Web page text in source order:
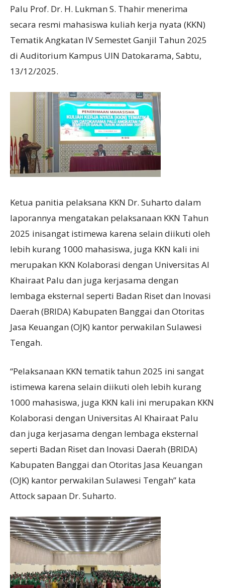
Palu Prof. Dr. H. Lukman S. Thahir menerima
secara resmi mahasiswa kuliah kerja nyata (KKN)
Tematik Angkatan IV Semestet Ganjil Tahun 2025
di Auditorium Kampus UIN Datokarama, Sabtu,
13/12/2025.
Ketua panitia pelaksana KKN Dr. Suharto dalam
laporannya mengatakan pelaksanaan KKN Tahun
2025 inisangat istimewa karena selain diikuti oleh
lebih kurang 1000 mahasiswa, juga KKN kali ini
merupakan KKN Kolaborasi dengan Universitas Al
Khairaat Palu dan juga kerjasama dengan
lembaga eksternal seperti Badan Riset dan Inovasi
Daerah (BRIDA) Kabupaten Banggai dan Otoritas
Jasa Keuangan (OJK) kantor perwakilan Sulawesi
Tengah.
“Pelaksanaan KKN tematik tahun 2025 ini sangat
istimewa karena selain diikuti oleh lebih kurang
1000 mahasiswa, juga KKN kali ini merupakan KKN
Kolaborasi dengan Universitas Al Khairaat Palu
dan juga kerjasama dengan lembaga eksternal
seperti Badan Riset dan Inovasi Daerah (BRIDA)
Kabupaten Banggai dan Otoritas Jasa Keuangan
(OJK) kantor perwakilan Sulawesi Tengah” kata
Attock sapaan Dr. Suharto.